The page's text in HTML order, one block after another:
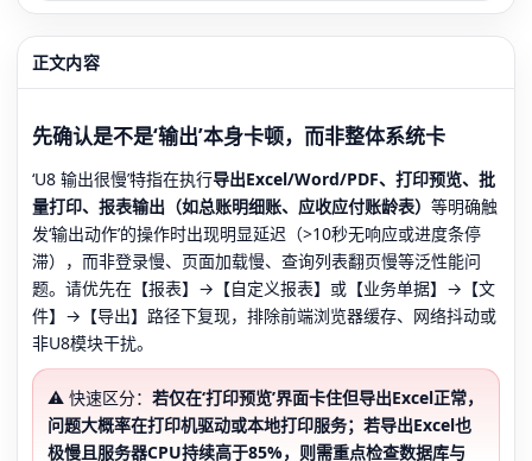
正文内容
先确认是不是‘输出’本身卡顿，而非整体系统卡
‘U8 输出很慢’特指在执行导出Excel/Word/PDF、打印预览、批
量打印、报表输出（如总账明细账、应收应付账龄表） 等明确触
发‘输出动作’的操作时出现明显延迟（>10秒无响应或进度条停
滞），而非登录慢、页面加载慢、查询列表翻页慢等泛性能问
题。请优先在【报表】→【自定义报表】或【业务单据】→【文
件】→【导出】路径下复现，排除前端浏览器缓存、网络抖动或
非U8模块干扰。
⚠️ 快速区分： 若仅在‘打印预览’界面卡住但导出Excel正常，
问题大概率在打印机驱动或本地打印服务；若导出Excel也
极慢且服务器CPU持续高于85%，则需重点检查数据库与